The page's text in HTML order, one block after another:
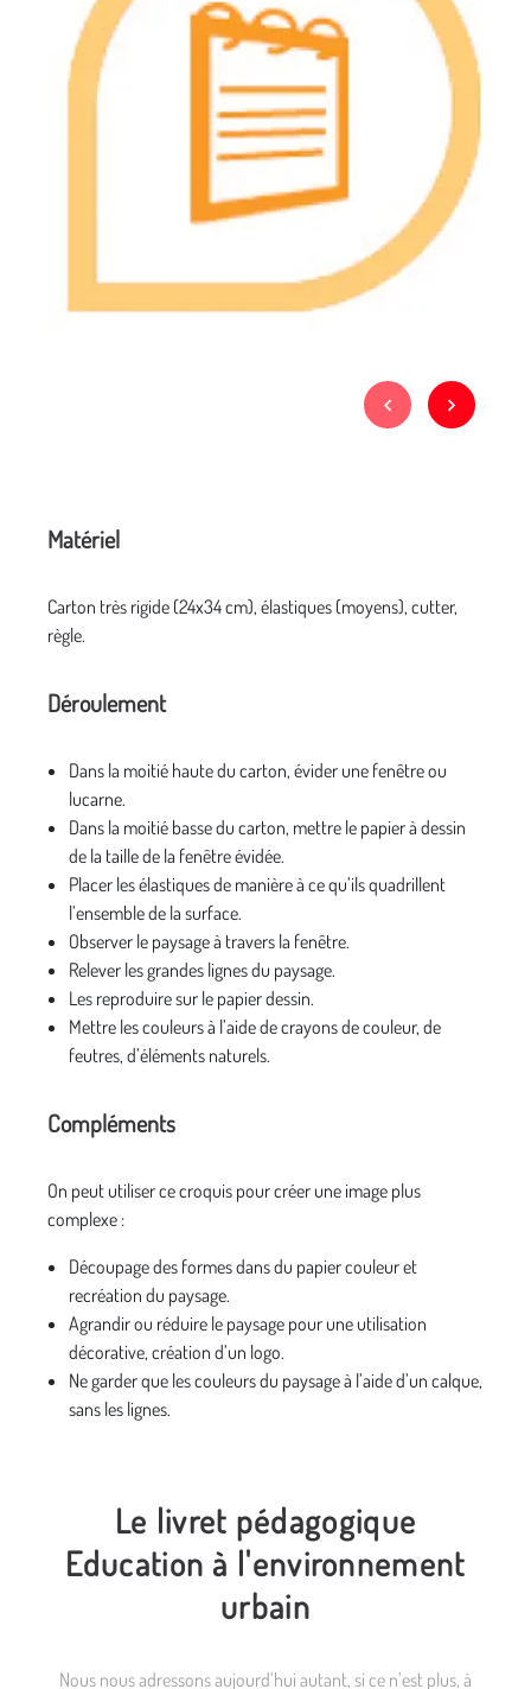
Matériel
Carton très rigide (24x34 cm), élastiques (moyens), cutter,
règle.
Déroulement
Dans la moitié haute du carton, évider une fenêtre ou
lucarne.
Dans la moitié basse du carton, mettre le papier à dessin
de la taille de la fenêtre évidée.
Placer les élastiques de manière à ce qu’ils quadrillent
l’ensemble de la surface.
Observer le paysage à travers la fenêtre.
Relever les grandes lignes du paysage.
Les reproduire sur le papier dessin.
Mettre les couleurs à l’aide de crayons de couleur, de
feutres, d’éléments naturels.
Compléments
On peut utiliser ce croquis pour créer une image plus
complexe :
Découpage des formes dans du papier couleur et
recréation du paysage.
Agrandir ou réduire le paysage pour une utilisation
décorative, création d’un logo.
Ne garder que les couleurs du paysage à l’aide d’un calque,
sans les lignes.
Le livret pédagogique
Education à l'environnement
urbain
Nous nous adressons aujourd’hui autant, si ce n’est plus, à